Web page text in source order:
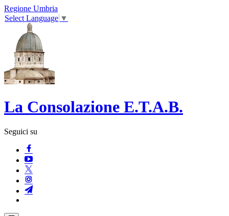
Regione Umbria
Select Language ▼
La Consolazione E.T.A.B.
Seguici su